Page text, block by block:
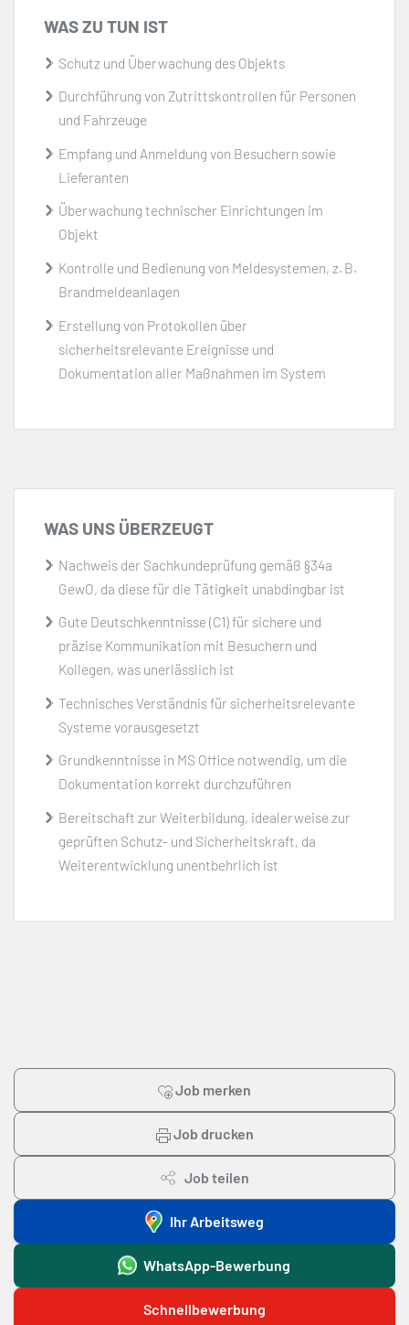
WAS ZU TUN IST
Schutz und Überwachung des Objekts
Durchführung von Zutrittskontrollen für Personen
und Fahrzeuge
Empfang und Anmeldung von Besuchern sowie
Lieferanten
Überwachung technischer Einrichtungen im
Objekt
Kontrolle und Bedienung von Meldesystemen, z. B.
Brandmeldeanlagen
Erstellung von Protokollen über
sicherheitsrelevante Ereignisse und
Dokumentation aller Maßnahmen im System
WAS UNS ÜBERZEUGT
Nachweis der Sachkundeprüfung gemäß §34a
GewO, da diese für die Tätigkeit unabdingbar ist
Gute Deutschkenntnisse (C1) für sichere und
präzise Kommunikation mit Besuchern und
Kollegen, was unerlässlich ist
Technisches Verständnis für sicherheitsrelevante
Systeme vorausgesetzt
Grundkenntnisse in MS Office notwendig, um die
Dokumentation korrekt durchzuführen
Bereitschaft zur Weiterbildung, idealerweise zur
geprüften Schutz- und Sicherheitskraft, da
Weiterentwicklung unentbehrlich ist
Job merken
Job drucken
Job teilen
Ihr Arbeitsweg
WhatsApp-Bewerbung
Schnellbewerbung